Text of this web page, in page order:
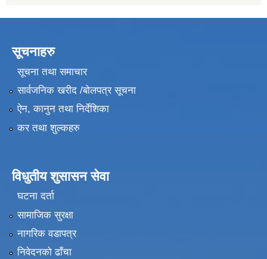
सूचनाहरु
सूचना तथा समाचार
सार्वजनिक खरीद /बोलपत्र सूचना
ऐन, कानुन तथा निर्देशिका
कर तथा शुल्कहरु
विधुतीय शुसासन सेवा
घटना दर्ता
सामाजिक सुरक्षा
नागरिक वडापत्र
निवेदनको ढाँचा